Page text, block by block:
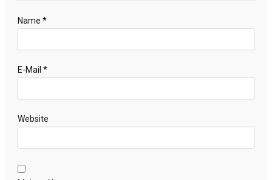
Name *
E-Mail *
Website